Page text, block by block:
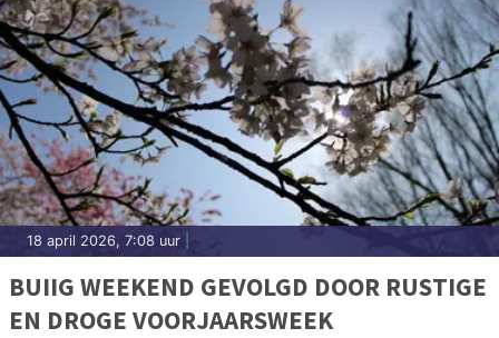
18 april 2026, 7:08 uur
BUIIG WEEKEND GEVOLGD DOOR RUSTIGE
EN DROGE VOORJAARSWEEK